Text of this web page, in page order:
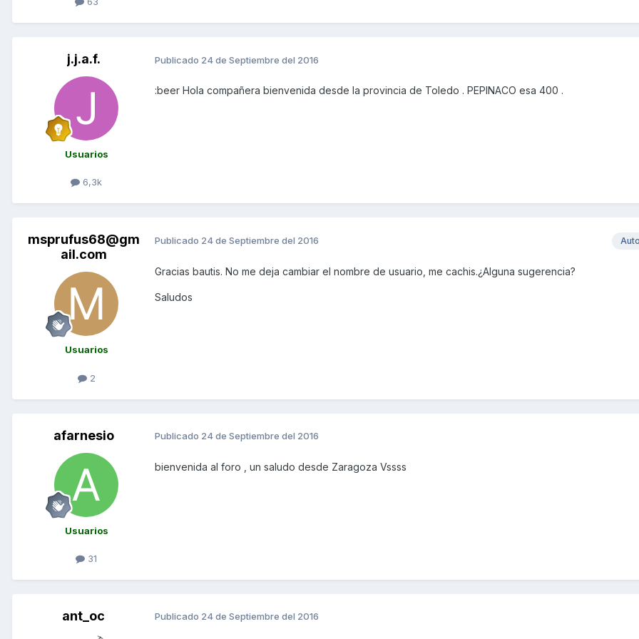
j.j.a.f.
Usuarios
6,3k
Publicado 24 de Septiembre del 2016
:beer Hola compañera bienvenida desde la provincia de Toledo . PEPINACO esa 400 .
msprufus68@gm
ail.com
Usuarios
2
Publicado 24 de Septiembre del 2016
Gracias bautis. No me deja cambiar el nombre de usuario, me cachis.¿Alguna sugerencia?
Saludos
afarnesio
Usuarios
31
Publicado 24 de Septiembre del 2016
bienvenida al foro , un saludo desde Zaragoza Vssss
ant_oc Publicado 24 de Septiembre del 2016